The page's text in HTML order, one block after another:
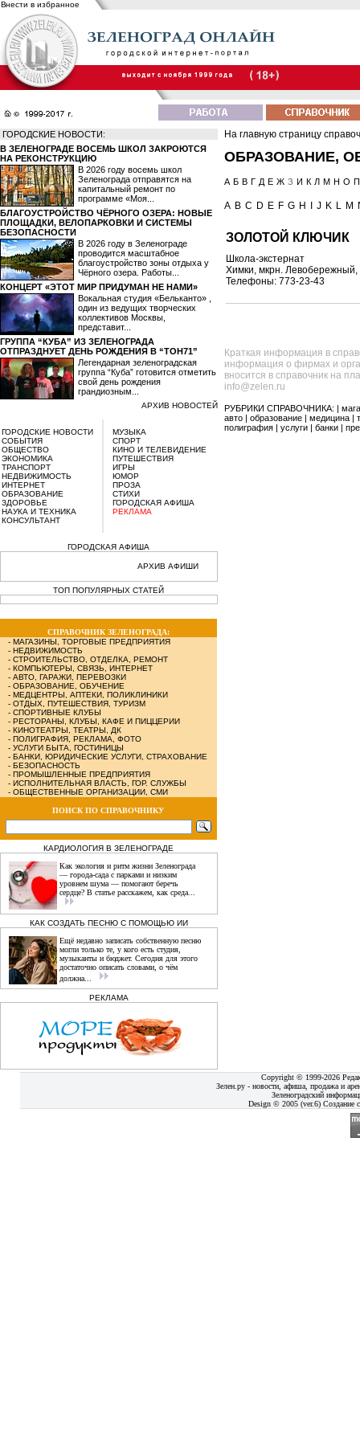
Внести в избранное
ГОРОДСКИЕ НОВОСТИ:
В ЗЕЛЕНОГРАДЕ ВОСЕМЬ ШКОЛ ЗАКРОЮТСЯ
НА РЕКОНСТРУКЦИЮ
В 2026 году восемь школ
Зеленограда отправятся на
капитальный ремонт по
программе «Моя...
БЛАГОУСТРОЙСТВО ЧЁРНОГО ОЗЕРА: НОВЫЕ
ПЛОЩАДКИ, ВЕЛОПАРКОВКИ И СИСТЕМЫ
БЕЗОПАСНОСТИ
В 2026 году в Зеленограде
проводится масштабное
благоустройство зоны отдыха у
Чёрного озера. Работы...
КОНЦЕРТ «ЭТОТ МИР ПРИДУМАН НЕ НАМИ»
Вокальная студия «Бельканто» ,
один из ведущих творческих
коллективов Москвы,
представит...
ГРУППА “КУБА” ИЗ ЗЕЛЕНОГРАДА
ОТПРАЗДНУЕТ ДЕНЬ РОЖДЕНИЯ В “ТОН71”
Легендарная зеленоградская
группа “Куба” готовится отметить
свой день рождения
грандиозным...
АРХИВ НОВОСТЕЙ
ГОРОДСКИЕ НОВОСТИ
СОБЫТИЯ
ОБЩЕСТВО
ЭКОНОМИКА
ТРАНСПОРТ
НЕДВИЖИМОСТЬ
ИНТЕРНЕТ
ОБРАЗОВАНИЕ
ЗДОРОВЬЕ
НАУКА И ТЕХНИКА
КОНСУЛЬТАНТ
МУЗЫКА
СПОРТ
КИНО И ТЕЛЕВИДЕНИЕ
ПУТЕШЕСТВИЯ
ИГРЫ
ЮМОР
ПРОЗА
СТИХИ
ГОРОДСКАЯ АФИША
РЕКЛАМА
ГОРОДСКАЯ АФИША
АРХИВ АФИШИ
ТОП ПОПУЛЯРНЫХ СТАТЕЙ
СПРАВОЧНИК ЗЕЛЕНОГРАДА:
- МАГАЗИНЫ, ТОРГОВЫЕ ПРЕДПРИЯТИЯ
- НЕДВИЖИМОСТЬ
- СТРОИТЕЛЬСТВО, ОТДЕЛКА, РЕМОНТ
- КОМПЬЮТЕРЫ, СВЯЗЬ, ИНТЕРНЕТ
- АВТО, ГАРАЖИ, ПЕРЕВОЗКИ
- ОБРАЗОВАНИЕ, ОБУЧЕНИЕ
- МЕДЦЕНТРЫ, АПТЕКИ, ПОЛИКЛИНИКИ
- ОТДЫХ, ПУТЕШЕСТВИЯ, ТУРИЗМ
- СПОРТИВНЫЕ КЛУБЫ
- РЕСТОРАНЫ, КЛУБЫ, КАФЕ И ПИЦЦЕРИИ
- КИНОТЕАТРЫ, ТЕАТРЫ, ДК
- ПОЛИГРАФИЯ, РЕКЛАМА, ФОТО
- УСЛУГИ БЫТА, ГОСТИНИЦЫ
- БАНКИ, ЮРИДИЧЕСКИЕ УСЛУГИ, СТРАХОВАНИЕ
- БЕЗОПАСНОСТЬ
- ПРОМЫШЛЕННЫЕ ПРЕДПРИЯТИЯ
- ИСПОЛНИТЕЛЬНАЯ ВЛАСТЬ, ГОР. СЛУЖБЫ
- ОБЩЕСТВЕННЫЕ ОРГАНИЗАЦИИ, СМИ
ПОИСК ПО СПРАВОЧНИКУ
КАРДИОЛОГИЯ В ЗЕЛЕНОГРАДЕ
Как экология и ритм жизни Зеленограда
— города‑сада с парками и низким
уровнем шума — помогают беречь
сердце? В статье расскажем, как среда...
КАК СОЗДАТЬ ПЕСНЮ С ПОМОЩЬЮ ИИ
Ещё недавно записать собственную песню
могли только те, у кого есть студия,
музыканты и бюджет. Сегодня для этого
достаточно описать словами, о чём
должна...
РЕКЛАМА
На главную страницу
ОБРАЗОВАНИЕ,
А Б В Г Д Е Ж З И К Л М Н О П
A B C D E F G H J K L M
ЗОЛОТОЙ КЛЮЧИК
Школа-экстернат
Химки, мкрн.
Телефоны: 773-23-43
Краткая информация в
информация о фирмах и
вносится в справочник на
info@zelen.ru
РУБРИКИ СПРАВОЧНИКА: |
авто
образование медицина
полиграфия
услуги банки
Copyright © 1999-2026
Зелен.ру - новости, афиша, продажа и
Зеленоградский
Design © 2005 (ver.6) Создание